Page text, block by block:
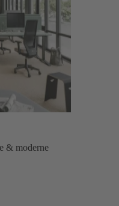
& moderne